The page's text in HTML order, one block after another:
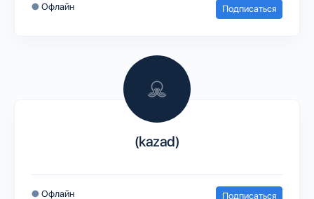
● Офлайн Подписаться
(kazad)
● Офлайн Подписаться